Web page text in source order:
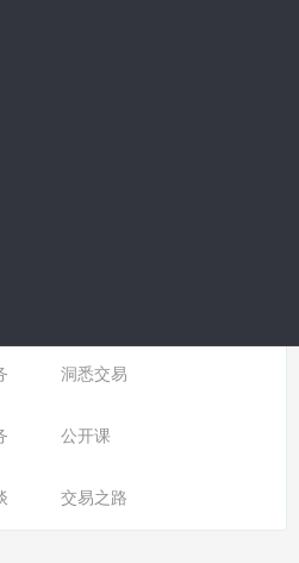
洞悉交易
公开课
交易之路